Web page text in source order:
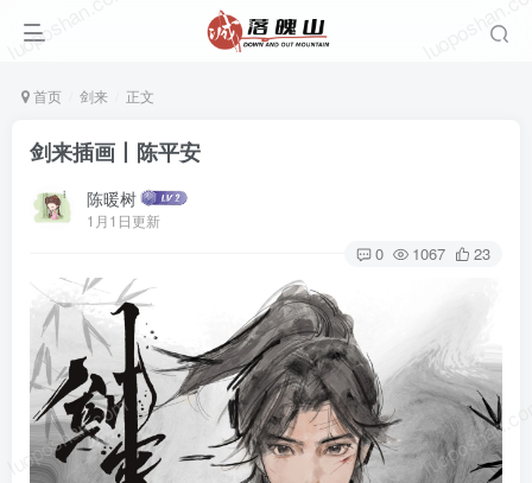
首页 剑来 正文
剑来插画丨陈平安
陈暖树
1月1日更新
0 1067 23
luoposhan.com
luoposhan.com